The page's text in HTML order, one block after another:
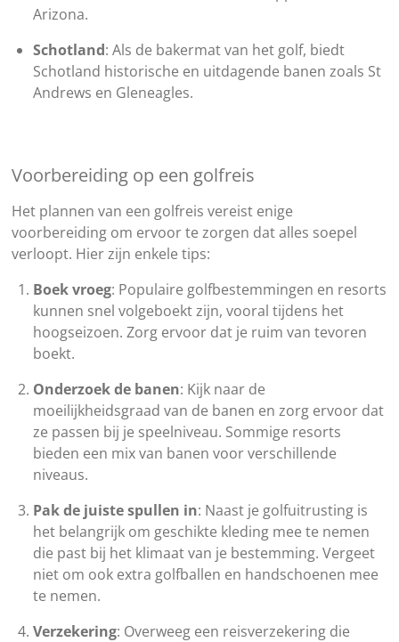
Arizona.
Schotland: Als de bakermat van het golf, biedt
Schotland historische en uitdagende banen zoals St
Andrews en Gleneagles.
Voorbereiding op een golfreis
Het plannen van een golfreis vereist enige
voorbereiding om ervoor te zorgen dat alles soepel
verloopt. Hier zijn enkele tips:
Boek vroeg: Populaire golfbestemmingen en resorts
kunnen snel volgeboekt zijn, vooral tijdens het
hoogseizoen. Zorg ervoor dat je ruim van tevoren
boekt.
Onderzoek de banen: Kijk naar de
moeilijkheidsgraad van de banen en zorg ervoor dat
ze passen bij je speelniveau. Sommige resorts
bieden een mix van banen voor verschillende
niveaus.
Pak de juiste spullen in: Naast je golfuitrusting is
het belangrijk om geschikte kleding mee te nemen
die past bij het klimaat van je bestemming. Vergeet
niet om ook extra golfballen en handschoenen mee
te nemen.
Verzekering: Overweeg een reisverzekering die